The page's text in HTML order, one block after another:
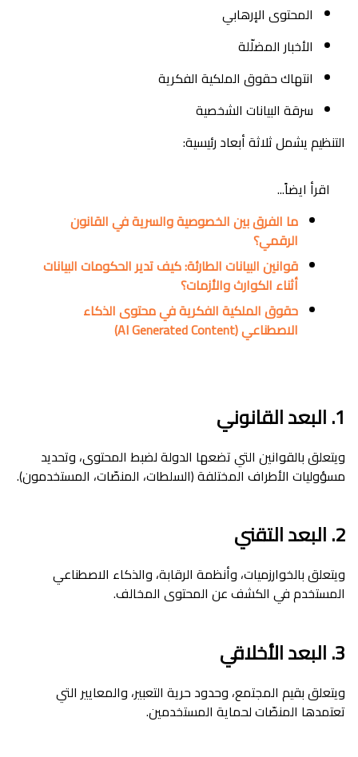
المحتوى الإرهابي
الأخبار المضلّلة
انتهاك حقوق الملكية الفكرية
سرقة البيانات الشخصية
التنظيم يشمل ثلاثة أبعاد رئيسية:
اقرأ ايضاً...
ما الفرق بين الخصوصية والسرية في القانون
الرقمي؟
قوانين البيانات الطارئة: كيف تدير الحكومات البيانات
أثناء الكوارث والأزمات؟
حقوق الملكية الفكرية في محتوى الذكاء
الاصطناعي (AI Generated Content)
1. البعد القانوني
ويتعلق بالقوانين التي تضعها الدولة لضبط المحتوى، وتحديد
مسؤوليات الأطراف المختلفة (السلطات، المنصّات، المستخدمون).
2. البعد التقني
ويتعلق بالخوارزميات، وأنظمة الرقابة، والذكاء الاصطناعي
المستخدم في الكشف عن المحتوى المخالف.
3. البعد الأخلاقي
ويتعلق بقيم المجتمع، وحدود حرية التعبير، والمعايير التي
تعتمدها المنصّات لحماية المستخدمين.